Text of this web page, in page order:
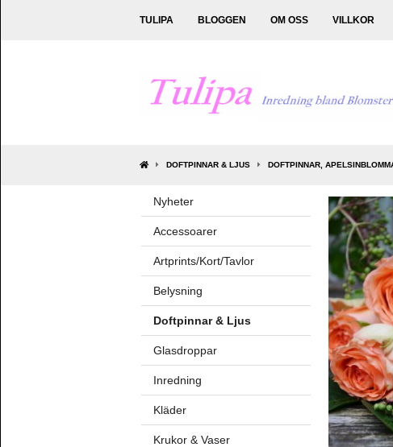
TULIPA BLOGGEN OM OSS VILLKOR
DOFTPINNAR & LJUS DOFTPINNAR,
Nyheter
Accessoarer
Artprints/Kort/Tavlor
Belysning
Doftpinnar & Ljus
Glasdroppar
Inredning
Kläder
Krukor & Vaser